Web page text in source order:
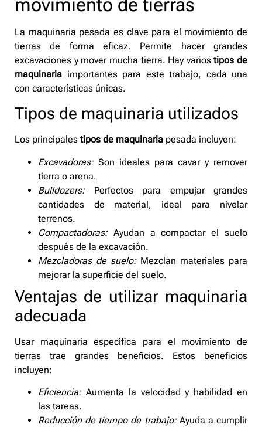
movimiento de tierras
La maquinaria pesada es clave para el movimiento de
tierras de forma eficaz. Permite hacer grandes
excavaciones y mover mucha tierra. Hay variostipos de
maquinaria importantes para este trabajo, cada una
con características únicas.
Tipos de maquinaria utilizados
Los principales tipos de maquinaria pesada incluyen:
Excavadoras:Son ideales para cavar y remover
tierra o arena.
Bulldozers:Perfectos para empujar grandes
cantidades de material, ideal para nivelar
terrenos.
Compactadoras:Ayudan a compactar el suelo
después de la excavación.
Mezcladoras de suelo:Mezclan materiales para
mejorar la superficie del suelo.
Ventajas de utilizar maquinaria
adecuada
Usar maquinaria específica para el movimiento de
tierras trae grandes beneficios. Estos beneficios
incluyen:
Eficiencia:Aumenta la velocidad y habilidad en
las tareas.
Reducción de tiempo de trabajo:Ayuda a cumplir